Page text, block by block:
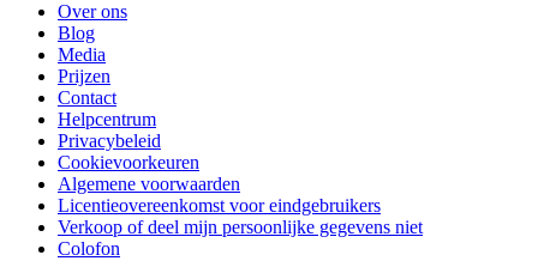
Over ons
Blog
Media
Prijzen
Contact
Helpcentrum
Privacybeleid
Cookievoorkeuren
Algemene voorwaarden
Licentieovereenkomst voor eindgebruikers
Verkoop of deel mijn persoonlijke gegevens niet
Colofon